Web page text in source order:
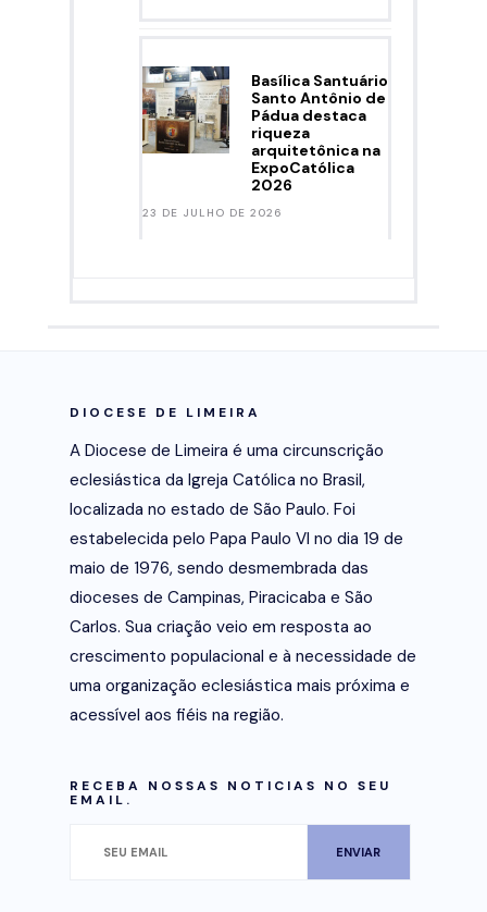
Basílica Santuário
Santo Antônio de
Pádua destaca
riqueza
arquitetônica na
ExpoCatólica
2026
23 DE JULHO DE 2026
DIOCESE DE LIMEIRA
A Diocese de Limeira é uma circunscrição
eclesiástica da Igreja Católica no Brasil,
localizada no estado de São Paulo. Foi
estabelecida pelo Papa Paulo VI no dia 19 de
maio de 1976, sendo desmembrada das
dioceses de Campinas, Piracicaba e São
Carlos. Sua criação veio em resposta ao
crescimento populacional e à necessidade de
uma organização eclesiástica mais próxima e
acessível aos fiéis na região.
RECEBA NOSSAS NOTICIAS NO SEU
EMAIL.